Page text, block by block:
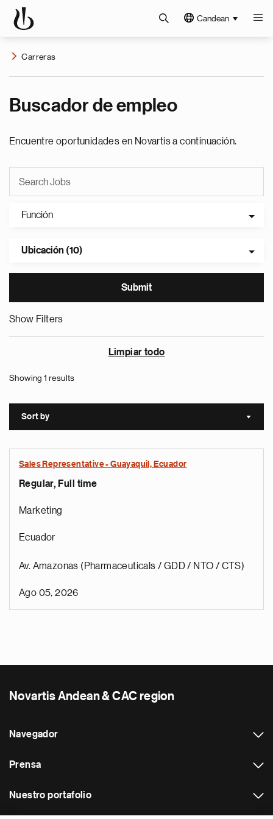
Candean
Carreras
Buscador de empleo
Encuentre oportunidades en Novartis a continuación.
Función
Ubicación (10)
Show Filters
Limpiar todo
Showing 1 results
Sort by Sort
Sales Representative - Guayaquil, Ecuador
Regular, Full time
Marketing
Ecuador
Av. Amazonas (Pharmaceuticals / GDD / NTO / CTS)
Ago 05, 2026
Novartis Andean & CAC region
Navegador
Prensa
Nuestro portafolio